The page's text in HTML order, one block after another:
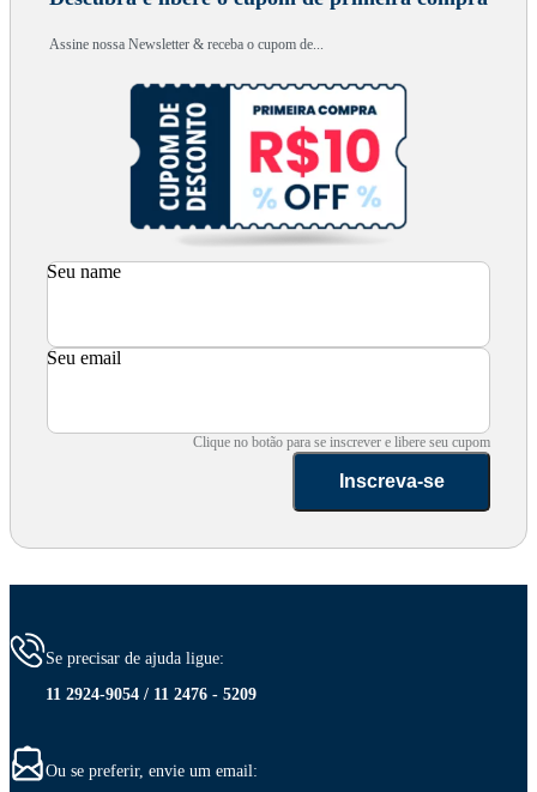
Assine nossa Newsletter & receba o cupom de...
Seu name
Seu email
Clique no botão para se inscrever e libere seu cupom
Inscreva-se
Se precisar de ajuda ligue:
11 2924-9054 / 11 2476 - 5209
Ou se preferir, envie um email: